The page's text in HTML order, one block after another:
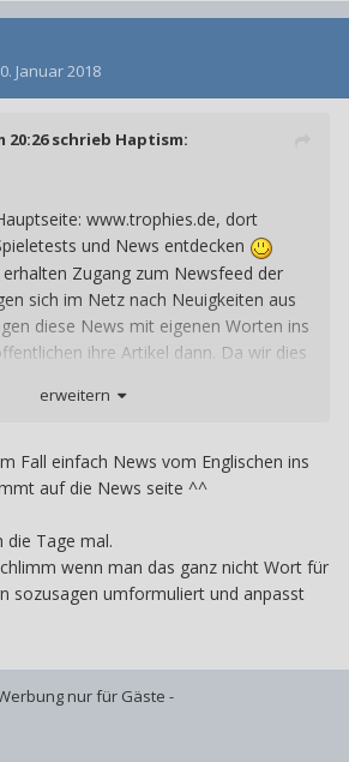
Januar 2018
20:26 schrieb Haptism:
www.trophies.de, dort
und News entdecken
Zugang zum Newsfeed der
sich im Netz nach Neuigkeiten aus
diese News mit eigenen Worten ins
ihre Artikel dann. Da wir dies
setzen und haben auch im
natürlich trotzdem gegeben sein,
Leiche bei uns herumschwimmt.
man sich mit der Zeit gut aneignen!
erweitern
Fall einfach News vom Englischen ins
auf die News seite ^^
die Tage mal.
wenn man das ganz nicht Wort für
sozusagen umformuliert und anpasst
nur für Gäste -